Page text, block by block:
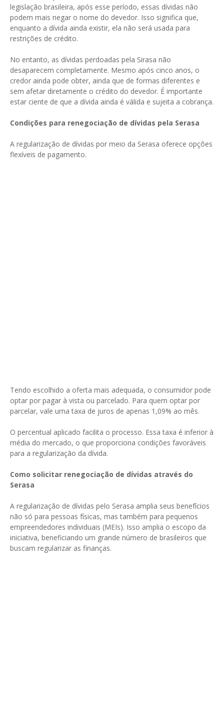
legislação brasileira, após esse período, essas dívidas não
podem mais negar o nome do devedor. Isso significa que,
enquanto a dívida ainda existir, ela não será usada para
restrições de crédito.
No entanto, as dívidas perdoadas pela Sirasa não
desaparecem completamente. Mesmo após cinco anos, o
credor ainda pode obter, ainda que de formas diferentes e
sem afetar diretamente o crédito do devedor. É importante
estar ciente de que a dívida ainda é válida e sujeita a cobrança.
Condições para renegociação de dívidas pela Serasa
A regularização de dívidas por meio da Serasa oferece opções
flexíveis de pagamento.
Tendo escolhido a oferta mais adequada, o consumidor pode
optar por pagar à vista ou parcelado. Para quem optar por
parcelar, vale uma taxa de juros de apenas 1,09% ao mês.
O percentual aplicado facilita o processo. Essa taxa é inferior à
média do mercado, o que proporciona condições favoráveis
para a regularização da dívida.
Como solicitar renegociação de dívidas através do
Serasa
A regularização de dívidas pelo Serasa amplia seus benefícios
não só para pessoas físicas, mas também para pequenos
empreendedores individuais (MEIs). Isso amplia o escopo da
iniciativa, beneficiando um grande número de brasileiros que
buscam regularizar as finanças.